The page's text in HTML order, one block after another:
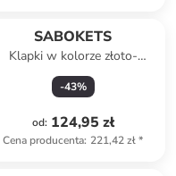
SABOKETS
Klapki w kolorze złoto-
różowym
-43%
od: 124,95 zł
Cena producenta: 221,42 zł*